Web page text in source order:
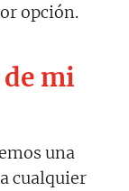
opción.
mi
una
cualquier